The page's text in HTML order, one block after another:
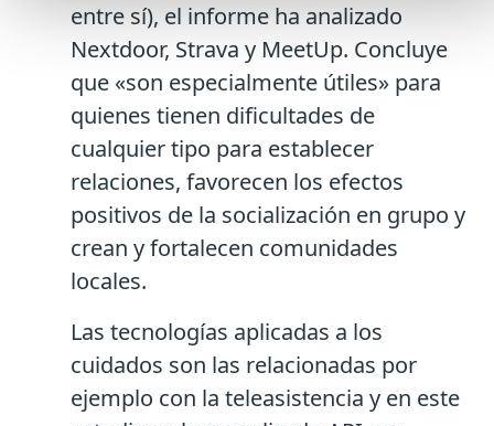
entre sí), el informe ha analizado
Nextdoor, Strava y MeetUp. Concluye
que «son especialmente útiles» para
quienes tienen dificultades de
cualquier tipo para establecer
relaciones, favorecen los efectos
positivos de la socialización en grupo y
crean y fortalecen comunidades
locales.
Las tecnologías aplicadas a los
cuidados son las relacionadas por
ejemplo con la teleasistencia y en este